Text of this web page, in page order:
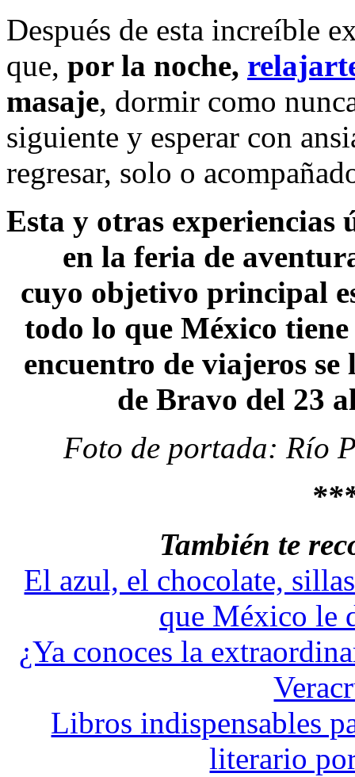
Después de esta increíble
que, por la noche,
masaje, dormir como
siguiente y esperar con
regresar, solo o
Esta y otras experiencias
en la feria de
cuyo objetivo principal
todo lo que México
encuentro de viajeros
de Bravo del 23
Foto de portada: Río
También te
El azul, el chocolate,
que México le
¿Ya conoces la
Libros indispensables
literario